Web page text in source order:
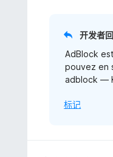
开发者
AdBlock
pouvez en
adblock —
标记